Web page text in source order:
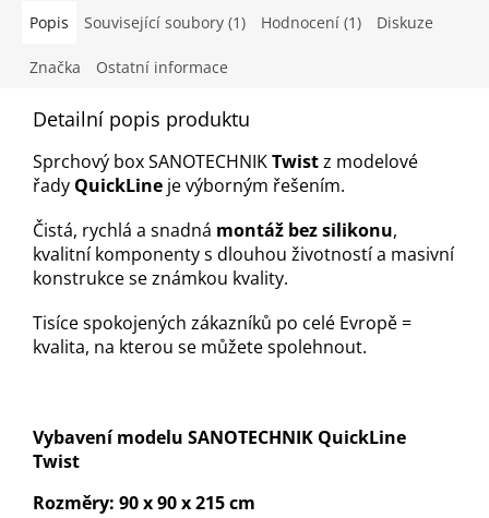
Popis Související soubory (1) Hodnocení (1) Diskuze
Značka Ostatní informace
Detailní popis produktu
Sprchový box SANOTECHNIKTwistz modelové
řady QuickLine je výborným řešením.
Čistá, rychlá a snadná montáž bez silikonu,
kvalitní komponenty s dlouhou životností a masivní
konstrukce se známkou kvality.
Tisíce spokojených zákazníků po celé Evropě =
kvalita, na kterou se můžete spolehnout.
Vybavení modelu SANOTECHNIK QuickLine
Twist
Rozměry: 90 x 90 x 215 cm